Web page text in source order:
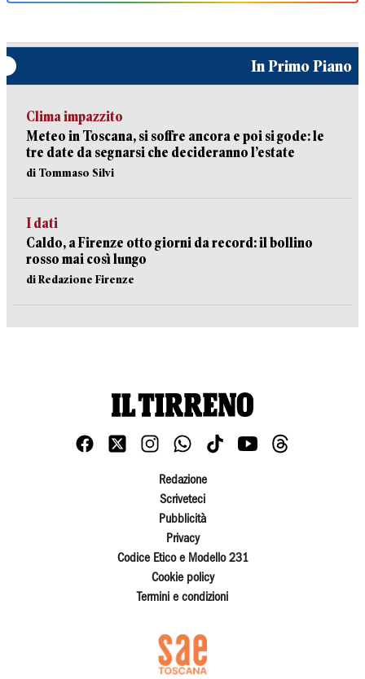
In Primo Piano
Clima impazzito
Meteo in Toscana, si soffre ancora e poi si gode: le
tre date da segnarsi che decideranno l’estate
di Tommaso Silvi
I dati
Caldo, a Firenze otto giorni da record: il bollino
rosso mai così lungo
di Redazione Firenze
Redazione
Scriveteci
Pubblicità
Privacy
Codice Etico e Modello 231
Cookie policy
Termini e condizioni